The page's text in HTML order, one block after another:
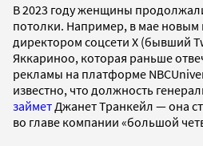
В 2023 году женщины
потолки. Например, в мае новым
директором соцсети X (бывший
Яккариноо, которая раньше
рекламы на платформе
известно, что должность
займет Джанет Транкейл — она
во главе компании «большой